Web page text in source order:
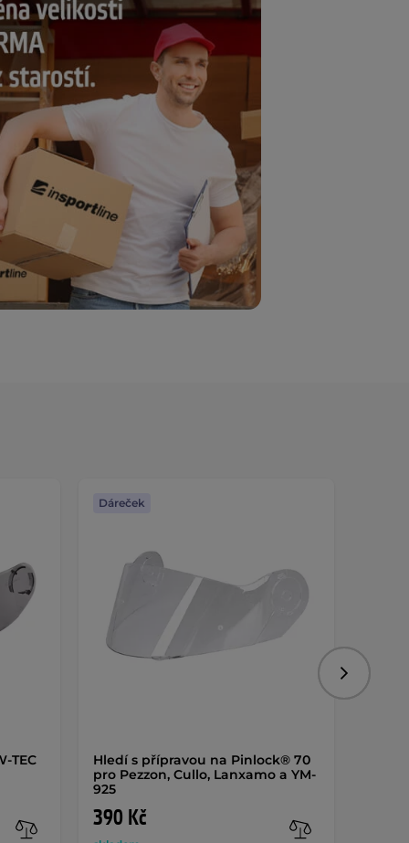
TEC
Hledí s přípravou na Pinlock® 70
pro Pezzon, Cullo, Lanxamo a YM-
925
390 Kč
Dáreček